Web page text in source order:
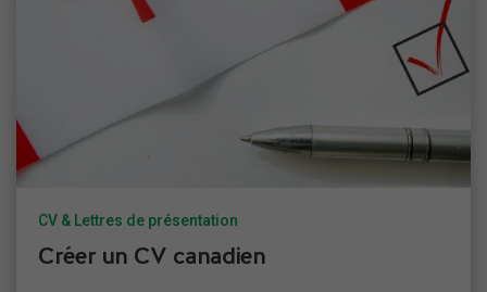
CV & Lettres de présentation
Créer un CV canadien